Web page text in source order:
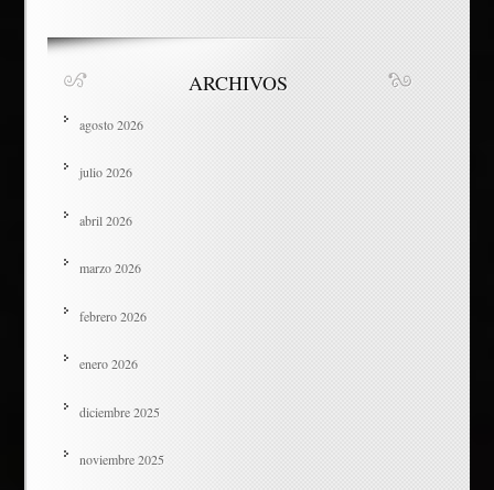
ARCHIVOS
agosto 2026
julio 2026
abril 2026
marzo 2026
febrero 2026
enero 2026
diciembre 2025
noviembre 2025